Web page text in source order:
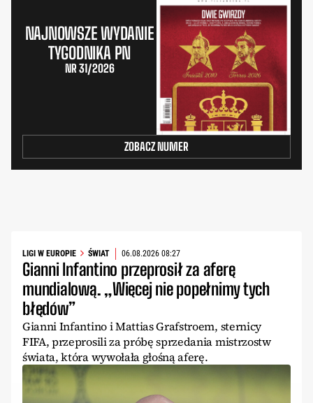
NAJNOWSZE WYDANIE
TYGODNIKA PN
NR 31/2026
ZOBACZ NUMER
LIGI W EUROPIE ŚWIAT 06.08.2026 08:27
Gianni Infantino przeprosił za aferę
mundialową. „Więcej nie popełnimy tych
błędów”
Gianni Infantino i Mattias Grafstroem, sternicy
FIFA, przeprosili za próbę sprzedania mistrzostw
świata, która wywołała głośną aferę.